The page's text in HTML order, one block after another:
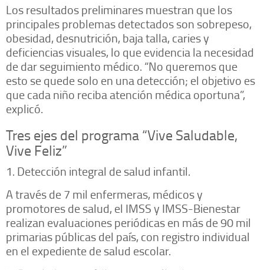
Los resultados preliminares muestran que los
principales problemas detectados son sobrepeso,
obesidad, desnutrición, baja talla, caries y
deficiencias visuales, lo que evidencia la necesidad
de dar seguimiento médico. “No queremos que
esto se quede solo en una detección; el objetivo es
que cada niño reciba atención médica oportuna”,
explicó.
Tres ejes del programa “Vive Saludable,
Vive Feliz”
1. Detección integral de salud infantil.
A través de 7 mil enfermeras, médicos y
promotores de salud, el IMSS y IMSS-Bienestar
realizan evaluaciones periódicas en más de 90 mil
primarias públicas del país, con registro individual
en el expediente de salud escolar.